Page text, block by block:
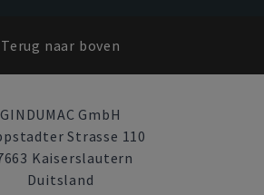
Terug naar boven
GINDUMAC GmbH
Strasse 110
Kaiserslautern
Duitsland